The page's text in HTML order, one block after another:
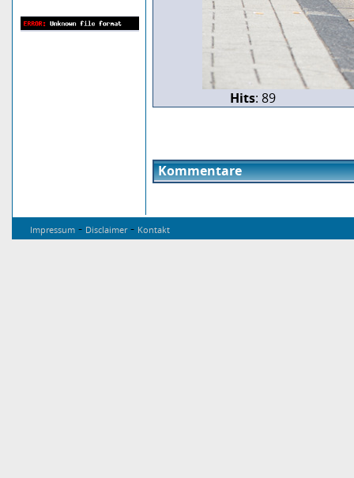
Hits: 89
Kommentare
Impressum - Disclaimer- Kontakt